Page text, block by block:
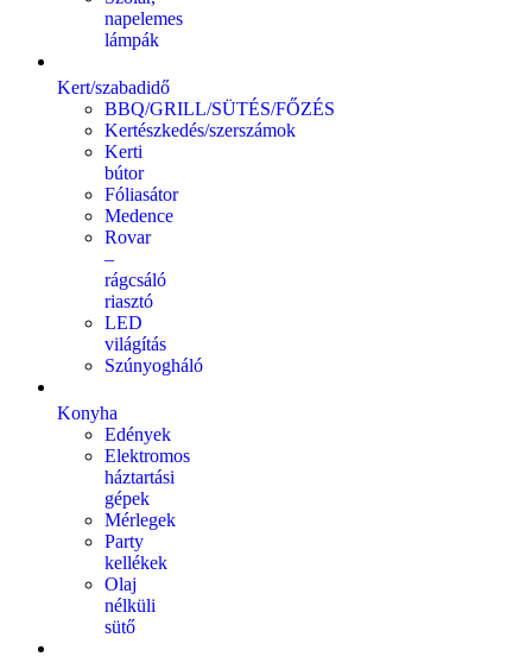
napelemes
lámpák
Kert/szabadidő
BBQ/GRILL/SÜTÉS/FŐZÉS
Kertészkedés/szerszámok
Kerti
bútor
Fóliasátor
Medence
Rovar
–
rágcsáló
riasztó
LED
világítás
Szúnyogháló
Konyha
Edények
Elektromos
háztartási
gépek
Mérlegek
Party
kellékek
Olaj
nélküli
sütő